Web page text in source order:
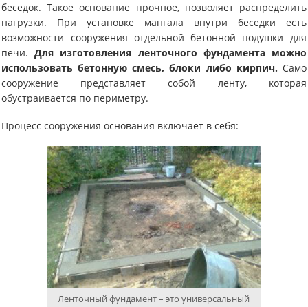
беседок. Такое основание прочное, позволяет распределить
нагрузки. При установке мангала внутри беседки есть
возможности сооружения отдельной бетонной подушки для
печи.Для изготовления ленточного фундамента можно
использовать бетонную смесь, блоки либо кирпич. Само
сооружение представляет собой ленту, которая
обустраивается по периметру.
Процесс сооружения основания включает в себя:
Ленточный фундамент – это универсальный